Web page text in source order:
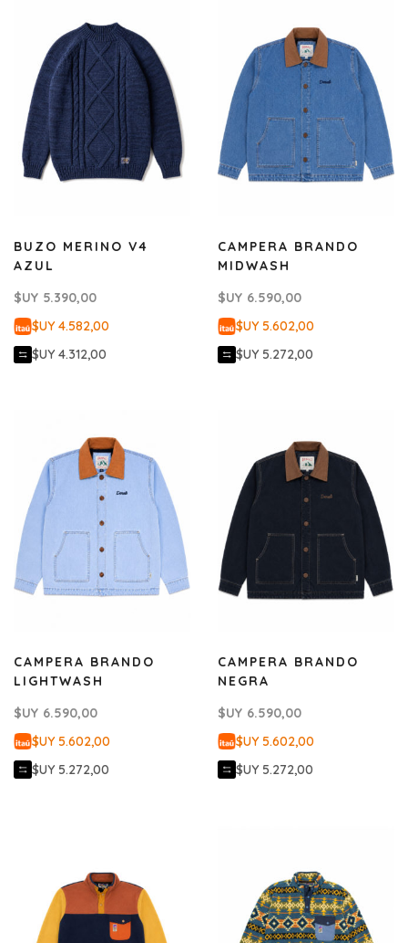
BUZO MERINO V4
AZUL
$UY 5.390,00
$UY 4.582,00
$UY 4.312,00
CAMPERA BRANDO
MIDWASH
$UY 6.590,00
$UY 5.602,00
$UY 5.272,00
CAMPERA BRANDO
LIGHTWASH
$UY 6.590,00
$UY 5.602,00
$UY 5.272,00
CAMPERA BRANDO
NEGRA
$UY 6.590,00
$UY 5.602,00
$UY 5.272,00